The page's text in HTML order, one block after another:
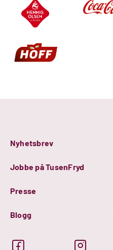
Nyhetsbrev
Jobbe på TusenFryd
Presse
Blogg